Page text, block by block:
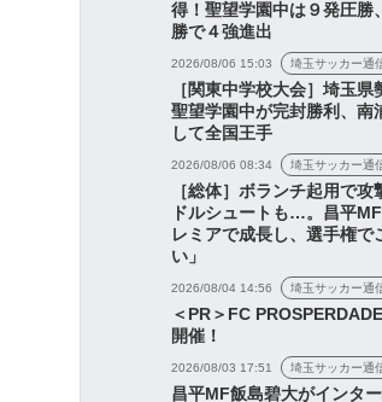
得！聖望学園中は９発圧勝
勝で４強進出
2026/08/06 15:03 埼玉サッカー通
［関東中学校大会］埼玉県
聖望学園中が完封勝利、南
して全国王手
2026/08/06 08:34 埼玉サッカー通
［総体］ボランチ起用で攻
ドルシュートも…。昌平
レミアで成長し、選手権で
い」
2026/08/04 14:56 埼玉サッカー通
＜PR＞FC
開催！
2026/08/03 17:51 埼玉サッカー通
昌平MF飯島碧大がインタ